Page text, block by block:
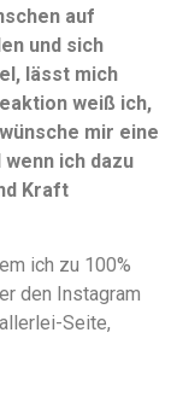
auf
und sich
lässt mich
weiß ich,
mir eine
ich dazu
Kraft
ich zu 100%
den Instagram
Seite,